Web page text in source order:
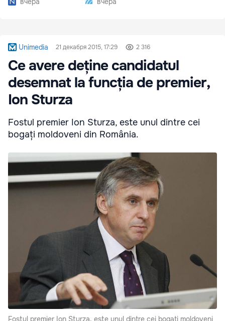
сезону
Unimedia 21 декабря 2015, 17:29 2 316
Ce avere deține candidatul
desemnat la funcția de premier,
Ion Sturza
Fostul premier Ion Sturza, este unul dintre cei
bogați moldoveni din România.
Fostul premier Ion Sturza, este unul dintre cei bogați moldoveni